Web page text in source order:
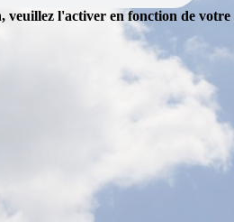
veuillez l'activer en fonction de